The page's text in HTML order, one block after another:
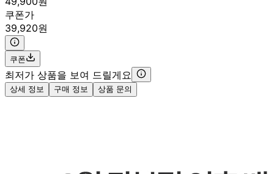
쿠폰가
39,920원
쿠폰
최저가 상품을 보여 드릴게요
상세 정보 구매 정보 상품 문의